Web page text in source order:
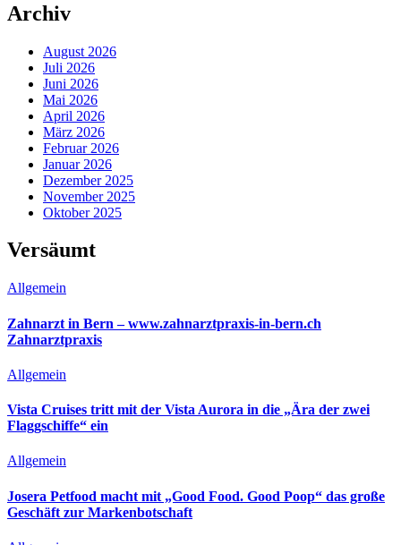
Archiv
August 2026
Juli 2026
Juni 2026
Mai 2026
April 2026
März 2026
Februar 2026
Januar 2026
Dezember 2025
November 2025
Oktober 2025
Versäumt
Allgemein
Zahnarzt in Bern – www.zahnarztpraxis-in-bern.ch
Zahnarztpraxis
Allgemein
Vista Cruises tritt mit der Vista Aurora in die „Ära der zwei
Flaggschiffe“ ein
Allgemein
Josera Petfood macht mit „Good Food. Good Poop“ das große
Geschäft zur Markenbotschaft